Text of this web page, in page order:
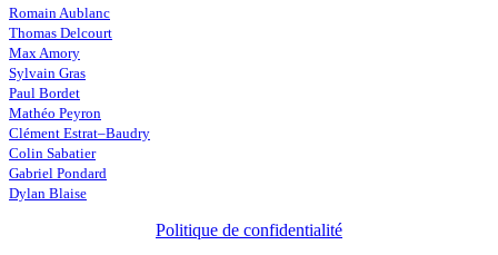
Romain Aublanc
Thomas Delcourt
Max Amory
Sylvain Gras
Paul Bordet
Mathéo Peyron
Clément Estrat–Baudry
Colin Sabatier
Gabriel Pondard
Dylan Blaise
Politique de confidentialité